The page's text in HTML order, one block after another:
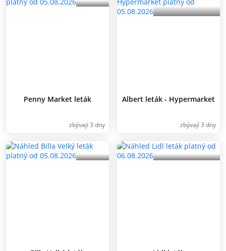
Penny Market leták
zbývají 3 dny
Albert leták - Hypermarket
zbývají 3 dny